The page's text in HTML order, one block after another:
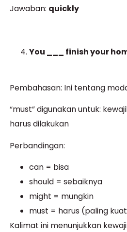
Jawaban: quickly
You ___ finish your
Pembahasan: Ini tentang
“must” digunakan untuk:
harus dilakukan
Perbandingan:
can = bisa
should = sebaiknya
might = mungkin
must = harus (paling
Kalimat ini menunjukkan